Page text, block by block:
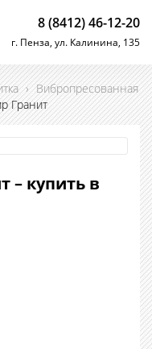
8 (8412) 46-12-20
г. Пенза, ул. Калинина, 135
› Вибропресованная
Гранит
– купить в